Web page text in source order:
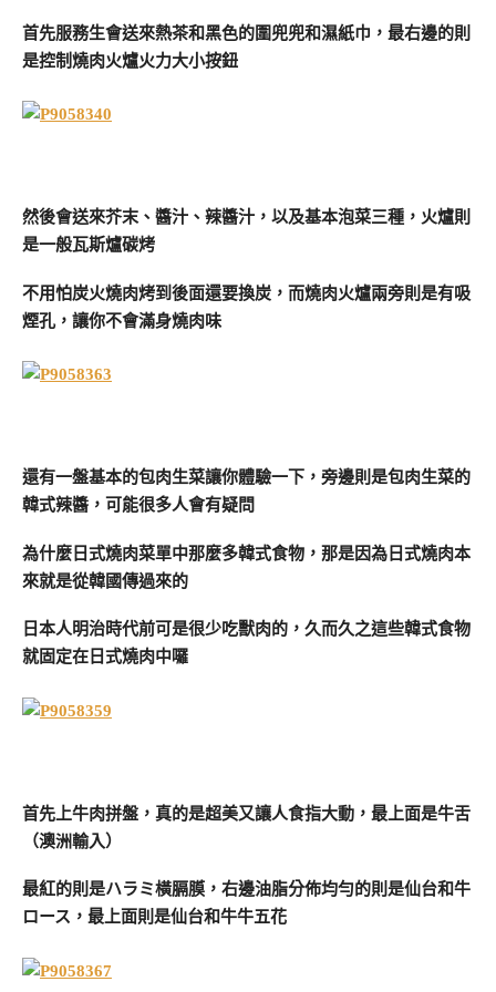
首先服務生會送來熱茶和黑色的圍兜兜和濕紙巾，最右邊的則
是控制燒肉火爐火力大小按鈕
然後會送來芥末、醬汁、辣醬汁，以及基本泡菜三種，火爐則
是一般瓦斯爐碳烤
不用怕炭火燒肉烤到後面還要換炭，而燒肉火爐兩旁則是有吸
煙孔，讓你不會滿身燒肉味
還有一盤基本的包肉生菜讓你體驗一下，旁邊則是包肉生菜的
韓式辣醬，可能很多人會有疑問
為什麼日式燒肉菜單中那麼多韓式食物，那是因為日式燒肉本
來就是從韓國傳過來的
日本人明治時代前可是很少吃獸肉的，久而久之這些韓式食物
就固定在日式燒肉中囉
首先上牛肉拼盤，真的是超美又讓人食指大動，最上面是牛舌
（澳洲輸入）
最紅的則是ハラミ橫膈膜，右邊油脂分佈均勻的則是仙台和牛
ロース，最上面則是仙台和牛牛五花